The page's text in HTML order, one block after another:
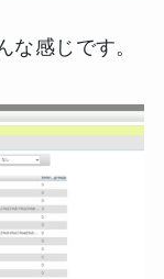
な感じです。